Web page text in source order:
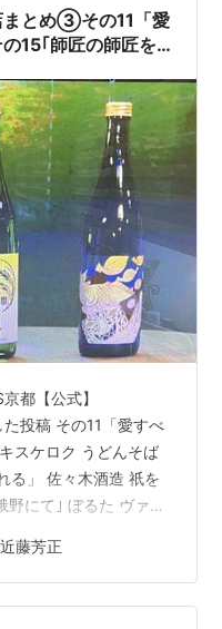
まとめ③その11「愛
15｢師匠の師匠を
都【公式】
投稿 その11「愛すべ
スケロク うどんそば
る」 佐々木酒造 祇を
野にて｣ ぼるた ヴァガ
板食堂ことら 通しあ
もてなし｣ 三嶋亭 ビス
「愛すべきおやじ達の
近藤芳正